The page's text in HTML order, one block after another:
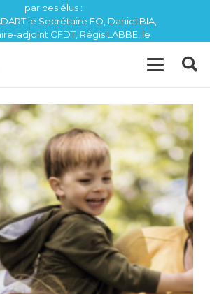
par ces élus :
le Secrétaire FO, Daniel BIA,
adjoint CFDT, Régis LABBE, le